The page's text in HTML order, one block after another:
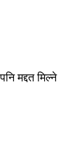
मद्दत मिल्ने